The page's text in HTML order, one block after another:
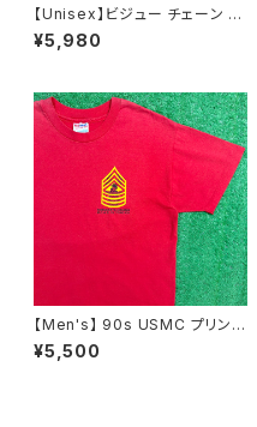
【Unisex】ビジュー チェーン ブ
レスレット / 古着 アクセサリー
N0737
¥5,980
【Men's】 90s USMC プリント
Tシャツ / アメリカ製 USA製 9
0年代 ティーシャツ T-Shirt 古
¥5,500